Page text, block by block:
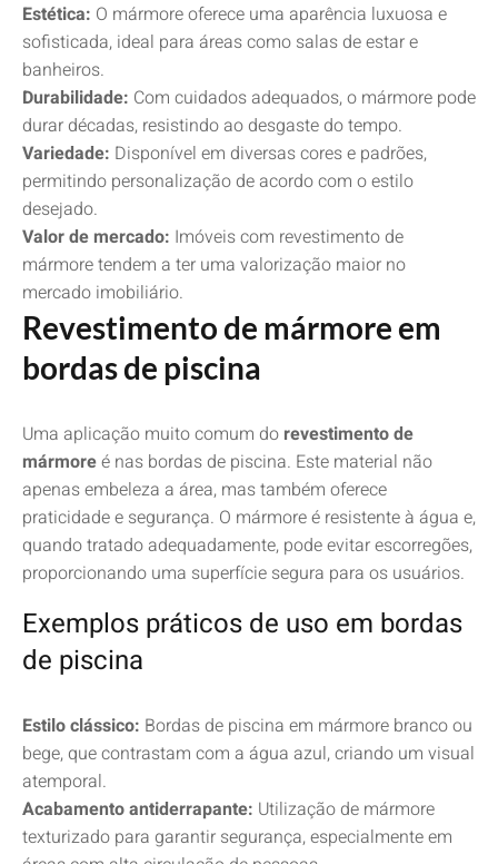
Estética: O mármore oferece uma aparência luxuosa e
sofisticada, ideal para áreas como salas de estar e
banheiros.
Durabilidade: Com cuidados adequados, o mármore pode
durar décadas, resistindo ao desgaste do tempo.
Variedade: Disponível em diversas cores e padrões,
permitindo personalização de acordo com o estilo
desejado.
Valor de mercado: Imóveis com revestimento de
mármore tendem a ter uma valorização maior no
mercado imobiliário.
Revestimento de mármore em
bordas de piscina
Uma aplicação muito comum do revestimento de
mármoreé nas bordas de piscina. Este material não
apenas embeleza a área, mas também oferece
praticidade e segurança. O mármore é resistente à água e,
quando tratado adequadamente, pode evitar escorregões,
proporcionando uma superfície segura para os usuários.
Exemplos práticos de uso em bordas
de piscina
Estilo clássico: Bordas de piscina em mármore branco ou
bege, que contrastam com a água azul, criando um visual
atemporal.
Acabamento antiderrapante: Utilização de mármore
texturizado para garantir segurança, especialmente em